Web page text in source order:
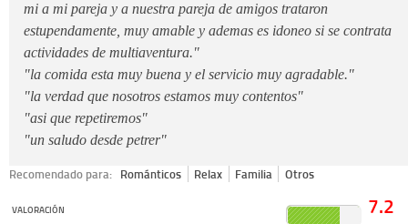
mi a mi pareja y a nuestra pareja de amigos trataron
estupendamente, muy amable y ademas es idoneo si se contrata
actividades de multiaventura."
"la comida esta muy buena y el servicio muy agradable."
"la verdad que nosotros estamos muy contentos"
"asi que repetiremos"
"un saludo desde petrer"
Recomendado para: Románticos Relax Familia Otros
VALORACIÓN 7.2